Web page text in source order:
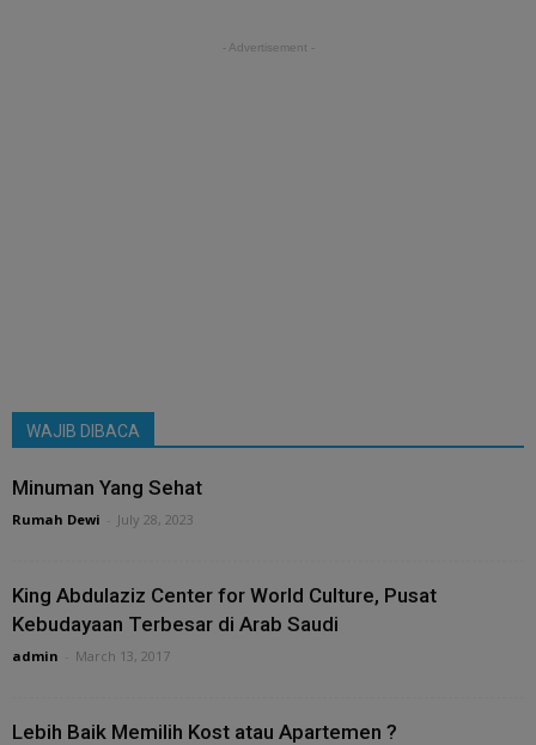
- Advertisement -
WAJIB DIBACA
Minuman Yang Sehat
Rumah Dewi July 28, 2023
King Abdulaziz Center for World Culture, Pusat
Kebudayaan Terbesar di Arab Saudi
admin March 13, 2017
Lebih Baik Memilih Kost atau Apartemen ?